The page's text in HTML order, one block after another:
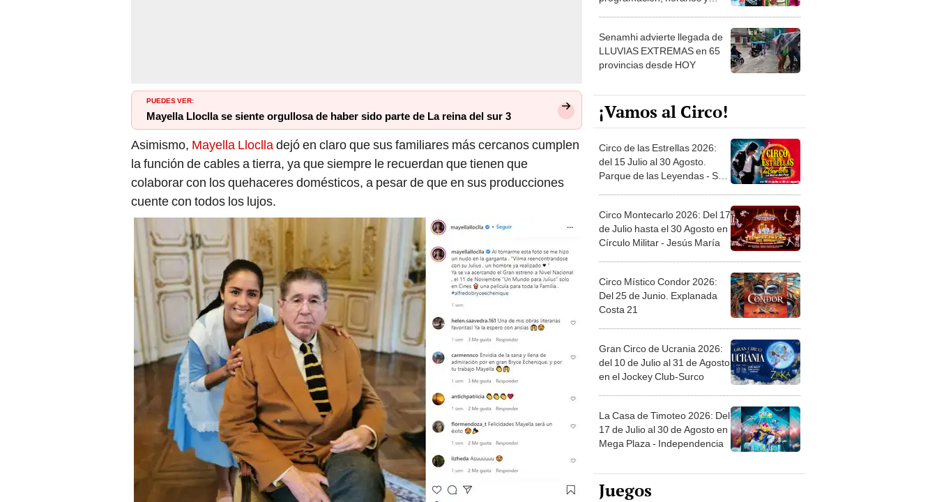
PUEDES VER:
Mayella Lloclla se siente orgullosa de haber sido parte de La reina del sur 3
Asimismo, Mayella Lloclladejó en claro que sus familiares más cercanos cumplen
la función de cables a tierra, ya que siempre le recuerdan que tienen que
colaborar con los quehaceres domésticos, a pesar de que en sus producciones
cuente con todos los lujos.
Senamhi advierte llegada de
LLUVIAS EXTREMAS en 65
provincias desde HOY
¡Vamos al Circo!
Circo de las Estrellas 2026:
del 15 Julio al 30 Agosto.
Parque de las Leyendas - San
Circo Montecarlo 2026: Del 17
de Julio hasta el 30 Agosto en
Círculo Militar - Jesús María
Circo Místico Condor 2026:
Del 25 de Junio. Explanada
Costa 21
Gran Circo de Ucrania 2026:
del 10 de Julio al 31 de Agosto
en el Jockey Club-Surco
La Casa de Timoteo 2026: Del
17 de Julio al 30 de Agosto en
Mega Plaza - Independencia
Juegos